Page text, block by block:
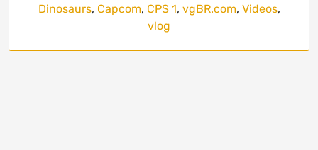
Dinosaurs, Capcom, CPS 1, vgBR.com, Videos,
vlog